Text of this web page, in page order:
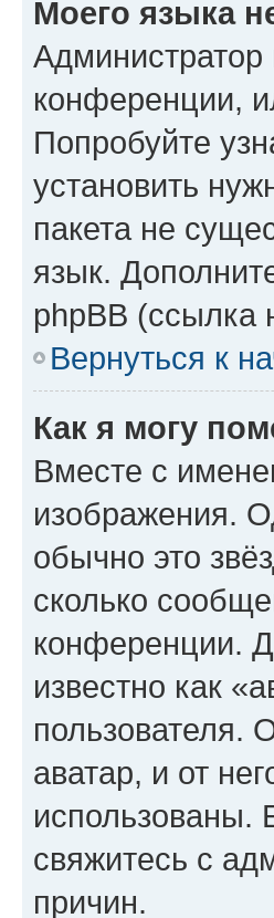
Моего языка
конференции,
Попробуйте
установить
пакета не
язык.
phpBB (ссылка
Вернуться к
Как я могу
Вместе с
изображения.
обычно это
сколько
конференции.
известно как
пользователя.
аватар, и от
использованы.
свяжитесь с
причин.